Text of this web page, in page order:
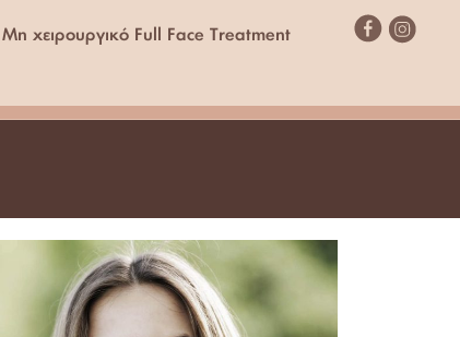
Μη χειρουργικό Full Face Treatment